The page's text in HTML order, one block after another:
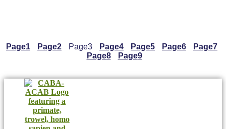
Page1 Page2 Page3 Page4 Page5 Page6 Page7
Page8 Page9